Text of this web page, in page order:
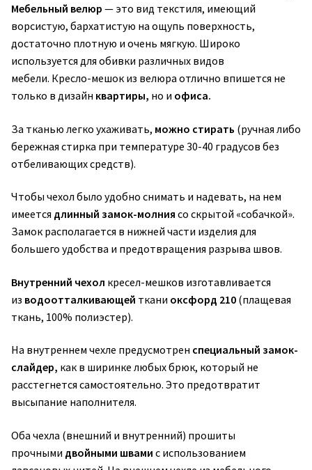
Мебельный велюр — это вид текстиля, имеющий
ворсистую, бархатистую на ощупь поверхность,
достаточно плотную и очень мягкую. Широко
используется для обивки различных видов
мебели. Кресло-мешок из велюра отлично впишется не
только в дизайн квартиры, но и офиса.
За тканью легко ухаживать, можно стирать (ручная либо
бережная стирка при температуре 30-40 градусов без
отбеливающих средств).
Чтобы чехол было удобно снимать и надевать, на нем
имеется длинный замок-молния со скрытой «собачкой».
Замок располагается в нижней части изделия для
большего удобства и предотвращения разрыва швов.
Внутренний чехол кресел-мешков изготавливается
из водоотталкивающей ткани оксфорд 210 (плащевая
ткань, 100% полиэстер).
На внутреннем чехле предусмотрен специальный замок-
слайдер, как в ширинке любых брюк, который не
расстегнется самостоятельно. Это предотвратит
высыпание наполнителя.
Оба чехла (внешний и внутренний) прошиты
прочными двойными швами с использованием